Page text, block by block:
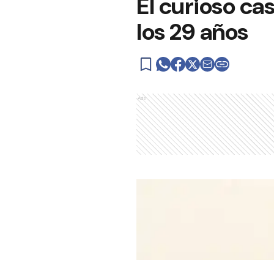
El curioso
los 29 años
Ads